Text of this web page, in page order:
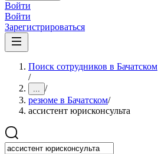
Войти
Войти
Зарегистрироваться
Поиск сотрудников в Бачатском
/
... /
резюме в Бачатском/
ассистент юрисконсульта